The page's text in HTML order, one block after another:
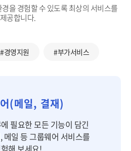
을 경험할 수 있도록 최상의 서비스를
제공합니다.
#경영지원 #부가서비스
(메일, 결재)
필요한 모든 기능이 담긴
메일 등 그룹웨어 서비스를